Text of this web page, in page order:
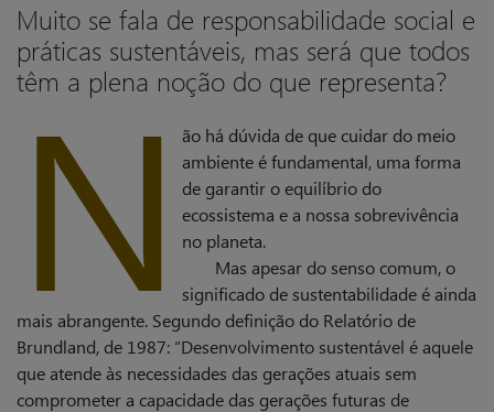
Muito se fala de responsabilidade social e
práticas sustentáveis, mas será que todos
têm a plena noção do que representa?
N
ão há dúvida de que cuidar do meio
ambiente é fundamental, uma forma
de garantir o equilíbrio do
ecossistema e a nossa sobrevivência
no planeta.
Mas apesar do senso comum, o
significado de sustentabilidade é ainda
mais abrangente. Segundo definição do Relatório de
Brundland, de 1987: “Desenvolvimento sustentável é aquele
que atende às necessidades das gerações atuais sem
comprometer a capacidade das gerações futuras de